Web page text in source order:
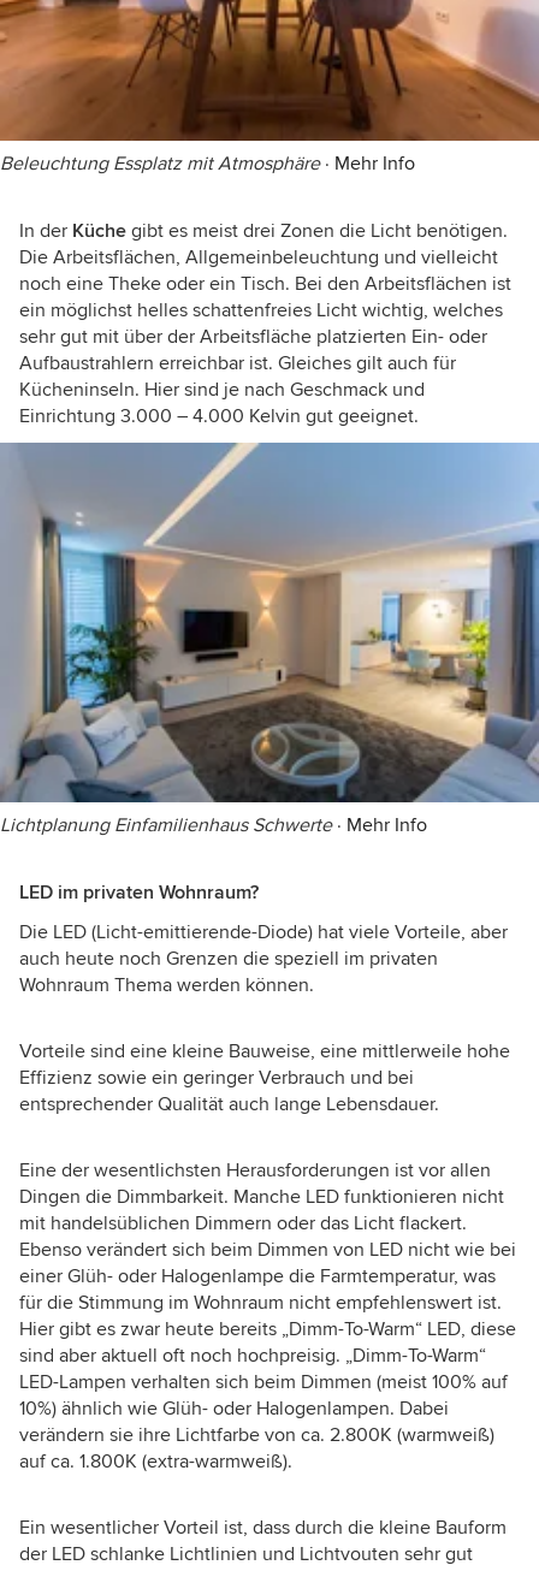
Beleuchtung Essplatz mit Atmosphäre· Mehr Info
In der Küche gibt es meist drei Zonen die Licht benötigen.
Die Arbeitsflächen, Allgemeinbeleuchtung und vielleicht
noch eine Theke oder ein Tisch. Bei den Arbeitsflächen ist
ein möglichst helles schattenfreies Licht wichtig, welches
sehr gut mit über der Arbeitsfläche platzierten Ein- oder
Aufbaustrahlern erreichbar ist. Gleiches gilt auch für
Kücheninseln. Hier sind je nach Geschmack und
Einrichtung 3.000 – 4.000 Kelvin gut geeignet.
Lichtplanung Einfamilienhaus Schwerte· Mehr Info
LED im privaten Wohnraum?
Die LED (Licht-emittierende-Diode) hat viele Vorteile, aber
auch heute noch Grenzen die speziell im privaten
Wohnraum Thema werden können.
Vorteile sind eine kleine Bauweise, eine mittlerweile hohe
Effizienz sowie ein geringer Verbrauch und bei
entsprechender Qualität auch lange Lebensdauer.
Eine der wesentlichsten Herausforderungen ist vor allen
Dingen die Dimmbarkeit. Manche LED funktionieren nicht
mit handelsüblichen Dimmern oder das Licht flackert.
Ebenso verändert sich beim Dimmen von LED nicht wie bei
einer Glüh- oder Halogenlampe die Farmtemperatur, was
für die Stimmung im Wohnraum nicht empfehlenswert ist.
Hier gibt es zwar heute bereits „Dimm-To-Warm“ LED, diese
sind aber aktuell oft noch hochpreisig. „Dimm-To-Warm“
LED-Lampen verhalten sich beim Dimmen (meist 100% auf
10%) ähnlich wie Glüh- oder Halogenlampen. Dabei
verändern sie ihre Lichtfarbe von ca. 2.800K (warmweiß)
auf ca. 1.800K (extra-warmweiß).
Ein wesentlicher Vorteil ist, dass durch die kleine Bauform
der LED schlanke Lichtlinien und Lichtvouten sehr gut